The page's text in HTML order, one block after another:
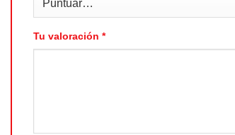
Tu valoración *